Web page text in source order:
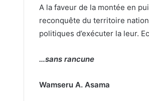
A la faveur de la montée en
reconquête du territoire
politiques d’exécuter la leur.
…sans rancune
Wamseru A. Asama